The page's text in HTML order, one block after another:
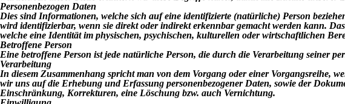
Personenbezogen Daten
Dies sind Informationen, welche sich auf eine identifizierte (natürliche) Person
wird identifizierbar, wenn sie direkt oder indirekt erkennbar gemacht werden kann.
welche eine Identität im physischen, psychischen, kulturellen oder wirtschaftlichen
Betroffene Person
Eine betroffene Person ist jede natürliche Person, die durch die Verarbeitung seiner
Verarbeitung
In diesem Zusammenhang spricht man von dem Vorgang oder einer Vorgangsreihe,
wir uns auf die Erhebung und Erfassung personenbezogener Daten, sowie der
Einschränkung, Korrekturen, eine Löschung bzw. auch Vernichtung.